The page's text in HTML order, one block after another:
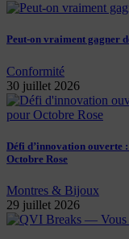
Peut-on vraiment gagner
Conformité
30 juillet 2026
Défi d’innovation ouverte
Octobre Rose
Montres & Bijoux
29 juillet 2026